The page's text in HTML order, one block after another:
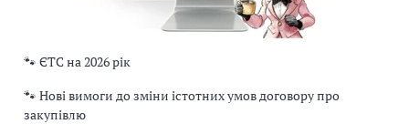
🐾 ЄТС на 2026 рік
🐾 Нові вимоги до зміни істотних умов договору про
закупівлю